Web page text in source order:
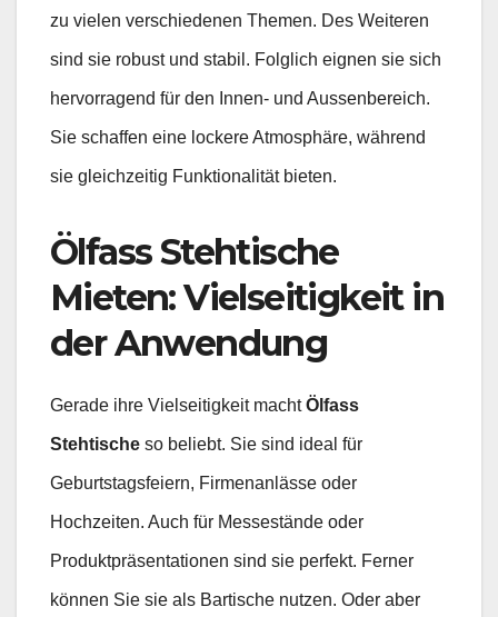
zu vielen verschiedenen Themen. Des Weiteren
sind sie robust und stabil. Folglich eignen sie sich
hervorragend für den Innen- und Aussenbereich.
Sie schaffen eine lockere Atmosphäre, während
sie gleichzeitig Funktionalität bieten.
Ölfass Stehtische
Mieten: Vielseitigkeit in
der Anwendung
Gerade ihre Vielseitigkeit machtÖlfass
Stehtische so beliebt. Sie sind ideal für
Geburtstagsfeiern, Firmenanlässe oder
Hochzeiten. Auch für Messestände oder
Produktpräsentationen sind sie perfekt. Ferner
können Sie sie als Bartische nutzen. Oder aber